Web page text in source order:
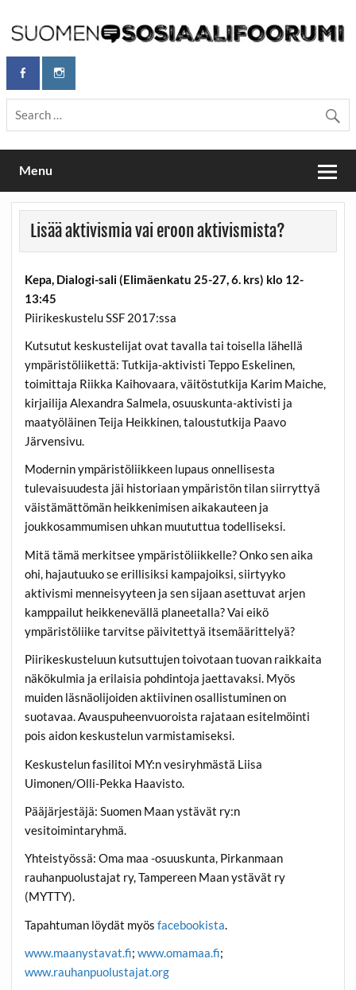
content
Maailmanparannuspäivät / Suomen
Sosiaalifoorumi
Maailmanparannuspäivät Lapinlahden Lähteellä, Helsingissä
26.–27.9.2026
Menu
Lisää aktivismia vai eroon aktivismista?
Kepa, Dialogi-sali (Elimäenkatu 25-27, 6. krs) klo 12-
13:45
Piirikeskustelu SSF 2017:ssa
Kutsutut keskustelijat ovat tavalla tai toisella lähellä
ympäristöliikettä: Tutkija-aktivisti Teppo Eskelinen,
toimittaja Riikka Kaihovaara, väitöstutkija Karim Maiche,
kirjailija Alexandra Salmela, osuuskunta-aktivisti ja
maatyöläinen Teija Heikkinen, taloustutkija Paavo
Järvensivu.
Modernin ympäristöliikkeen lupaus onnellisesta
tulevaisuudesta jäi historiaan ympäristön tilan siirryttyä
väistämättömän heikkenimisen aikakauteen ja
joukkosammumisen uhkan muututtua todelliseksi.
Mitä tämä merkitsee ympäristöliikkelle? Onko sen aika
ohi, hajautuuko se erillisiksi kampajoiksi, siirtyyko
aktivismi menneisyyteen ja sen sijaan asettuvat arjen
kamppailut heikkenevällä planeetalla? Vai eikö
ympäristöliike tarvitse päivitettyä itsemäärittelyä?
Piirikeskusteluun kutsuttujen toivotaan tuovan raikkaita
näkökulmia ja erilaisia pohdintoja jaettavaksi. Myös
muiden läsnäolijoiden aktiivinen osallistuminen on
suotavaa. Avauspuheenvuoroista rajataan esitelmöinti
pois aidon keskustelun varmistamiseksi.
Keskustelun fasilitoi MY:n vesiryhmästä Liisa
Uimonen/Olli-Pekka Haavisto.
Pääjärjestäjä: Suomen Maan ystävät ry:n
vesitoimintaryhmä.
Yhteistyössä: Oma maa -osuuskunta, Pirkanmaan
rauhanpuolustajat ry, Tampereen Maan ystävät ry
(MYTTY).
Tapahtuman löydät myösfacebookista.
www.maanystavat.fi;www.omamaa.fi;
www.rauhanpuolustajat.org